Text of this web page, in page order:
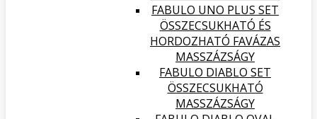
FABULO UNO PLUS SET
ÖSSZECSUKHATÓ ÉS
HORDOZHATÓ FAVÁZAS
MASSZÁZSÁGY
FABULO DIABLO SET
ÖSSZECSUKHATÓ
MASSZÁZSÁGY